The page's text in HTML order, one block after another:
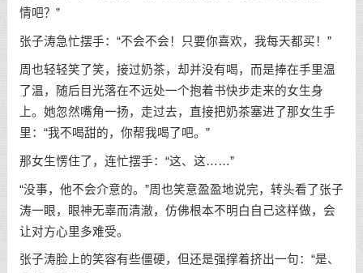
情吧？”
张子涛急忙摆手：“不会不会！只要你喜欢，我每天都买！”
周也轻轻笑了笑，接过奶茶，却并没有喝，而是捧在手里温
了温，随后目光落在不远处一个抱着书快步走来的女生身
上。她忽然嘴角一扬，走过去，直接把奶茶塞进了那女生手
里：“我不喝甜的，你帮我喝了吧。”
那女生愣住了，连忙摆手：“这、这……”
“没事，他不会介意的。”周也笑意盈盈地说完，转头看了张子
涛一眼，眼神无辜而清澈，仿佛根本不明白自己这样做，会
让对方心里多难受。
张子涛脸上的笑容有些僵硬，但还是强撑着挤出一句：“是、